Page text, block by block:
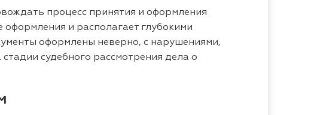
процесс принятия и оформления
оформления и располагает глубокими
оформлены неверно, с нарушениями,
судебного рассмотрения дела о